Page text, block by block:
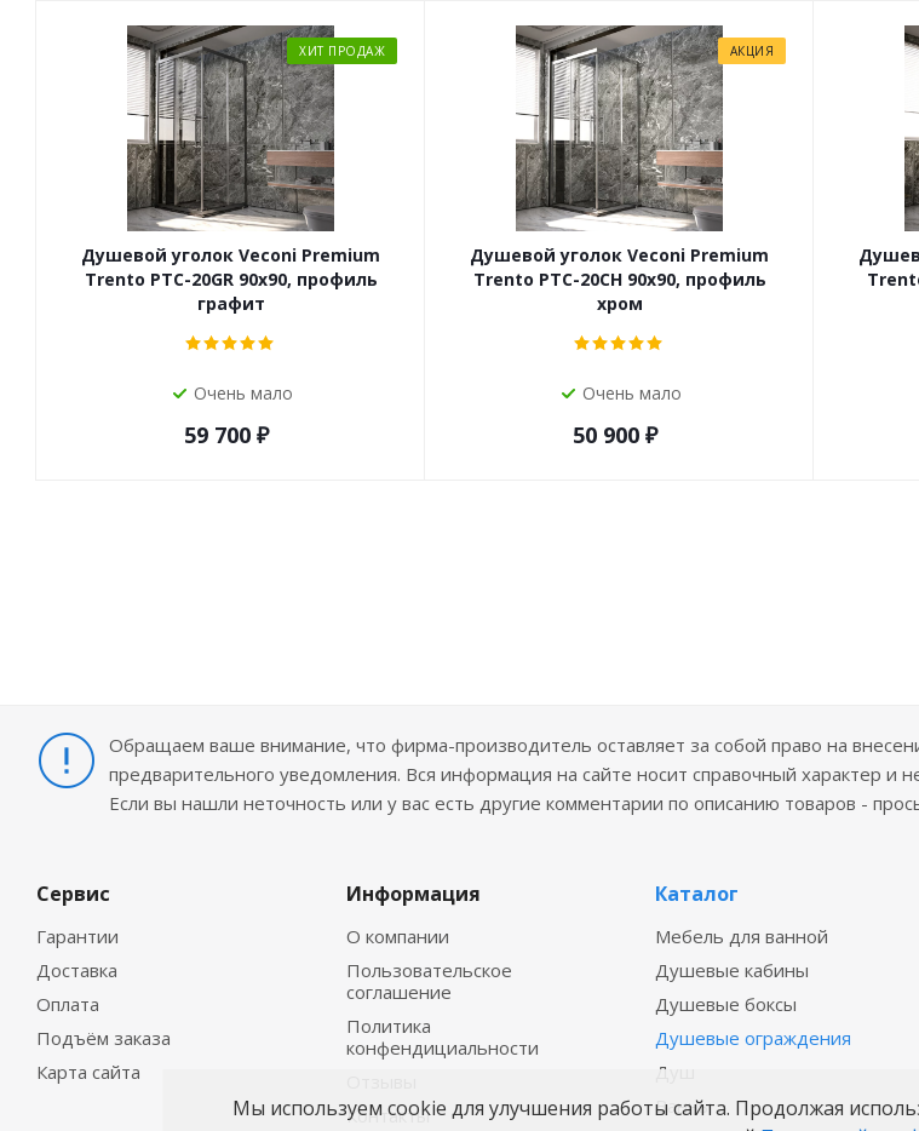
ХИТ ПРОДАЖ
Душевой уголок Veconi Premium
Trento PTC-20GR 90x90, профиль
графит
Очень мало
59 700 ₽
АКЦИЯ
Душевой уголок Veconi Premium
Trento PTC-20CH 90x90, профиль
хром
Очень мало
50 900 ₽
Обращаем ваше внимание, что фирма-производитель оставляет за собой право на
предварительного уведомления. Вся информация на сайте носит справочный характер и
Если вы нашли неточность или у вас есть другие комментарии по описанию товаров -
Сервис
Гарантии
Доставка
Оплата
Подъём заказа
Карта сайта
Информация
О компании
Пользовательское
соглашение
Политика
конфендициальности
Контакты
Каталог
Мебель для ванной
Душевые кабины
Душевые боксы
Душевые ограждения
Душ
Ванны
Мы используем cookie для улучшения работы сайта. Продолжая